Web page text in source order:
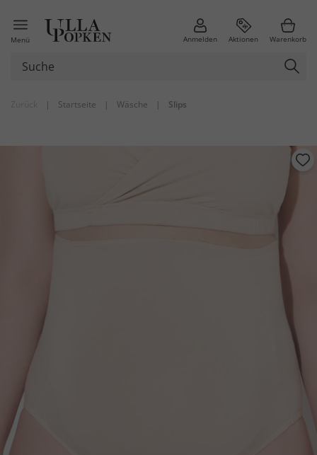
Menü Anmelden Aktionen Warenkorb
| Startseite | Wäsche | Slips